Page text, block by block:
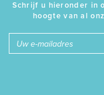
Schrijf u hieronder in
hoogte van al